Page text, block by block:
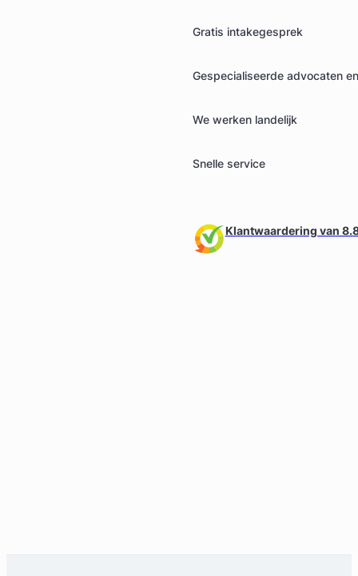
Gratis intakegesprek
Gespecialiseerde advocaten
We werken landelijk
Snelle service
Klantwaardering van